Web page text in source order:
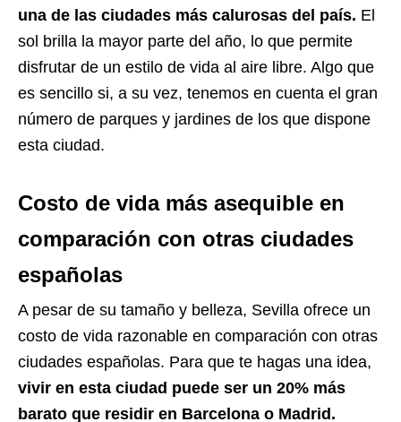
una de las ciudades más calurosas del país. El
sol brilla la mayor parte del año, lo que permite
disfrutar de un estilo de vida al aire libre. Algo que
es sencillo si, a su vez, tenemos en cuenta el gran
número de parques y jardines de los que dispone
esta ciudad.
Costo de vida más asequible en
comparación con otras ciudades
españolas
A pesar de su tamaño y belleza, Sevilla ofrece un
costo de vida razonable en comparación con otras
ciudades españolas. Para que te hagas una idea,
vivir en esta ciudad puede ser un 20% más
barato que residir en Barcelona o Madrid.